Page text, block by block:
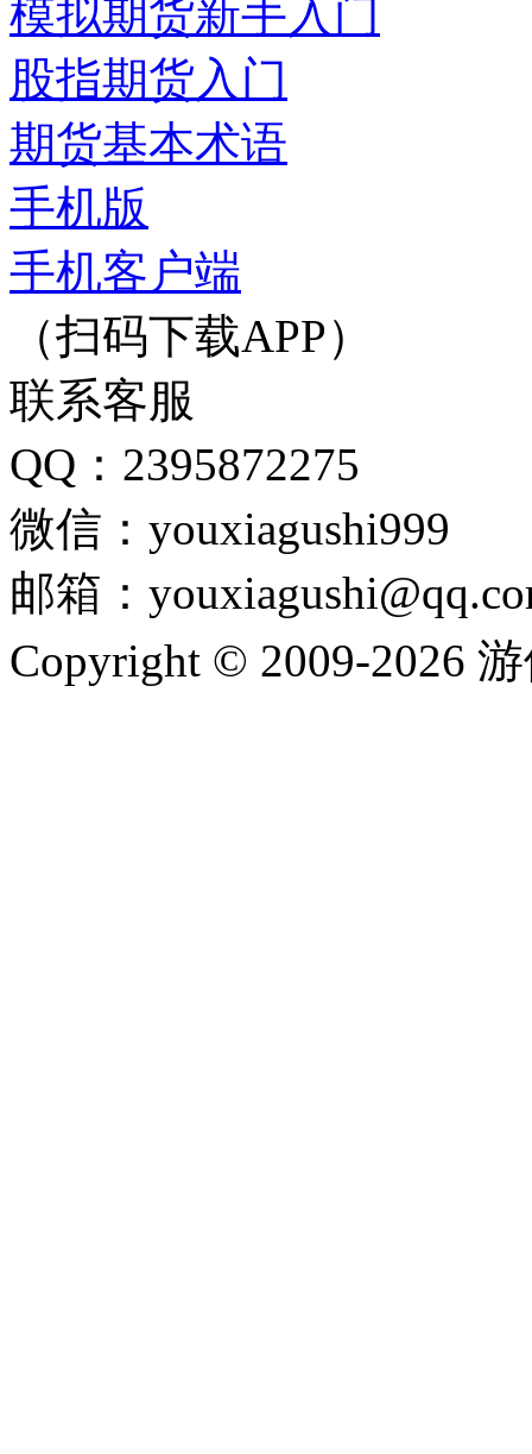
模拟期货新手入门
股指期货入门
期货基本术语
手机版
手机客户端
（扫码下载APP）
联系客服
QQ：2395872275
微信：youxiagushi999
邮箱：
Copyright © 2009-2026